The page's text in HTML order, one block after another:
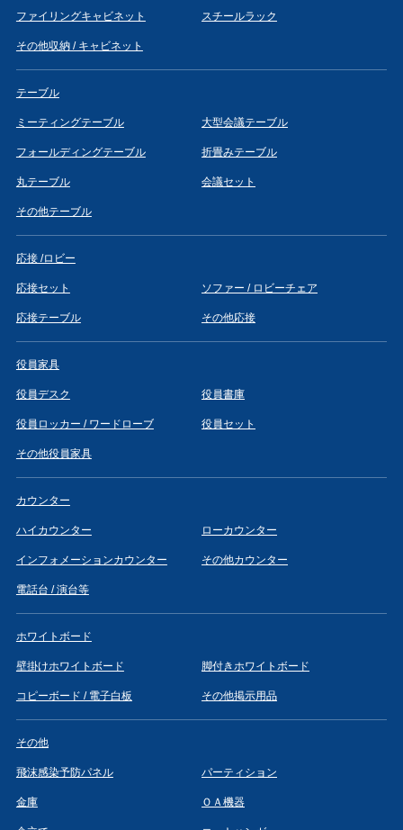
ファイリングキャビネット スチールラック
その他収納 / キャビネット
テーブル
ミーティングテーブル 大型会議テーブル
フォールディングテーブル 折畳みテーブル
丸テーブル 会議セット
その他テーブル
応接 /ロビー
応接セット ソファー / ロビーチェア
応接テーブル その他応接
役員家具
役員デスク 役員書庫
役員ロッカー / ワードローブ 役員セット
その他役員家具
カウンター
ハイカウンター ローカウンター
インフォメーションカウンター その他カウンター
電話台 / 演台等
ホワイトボード
壁掛けホワイトボード 脚付きホワイトボード
コピーボード / 電子白板 その他掲示用品
その他
飛沫感染予防パネル パーティション
金庫 ＯＡ機器